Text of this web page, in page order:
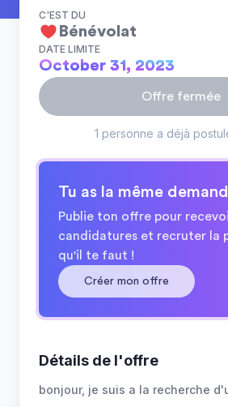
C'EST DU
Bénévolat
DATE LIMITE
October 31, 2023
Offre fermée
1 personne a déjà
Tu as la même
Publie ton offre pour
candidatures et recruter la
qu'il te faut !
Créer mon offre
Détails de l'offre
bonjour, je suis a la recherche